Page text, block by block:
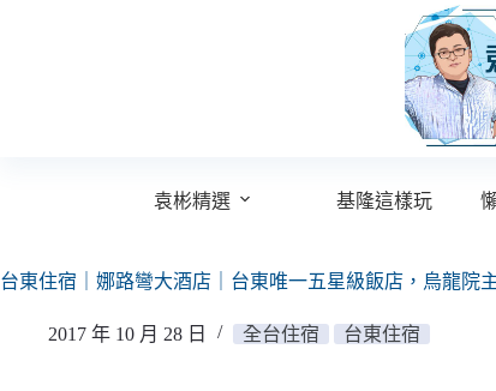
袁彬精選 基隆這樣玩
台東住宿｜娜路彎大酒店｜台東唯一五星級飯店，烏龍院
2017 年 10 月 28 日 全台住宿 台東住宿